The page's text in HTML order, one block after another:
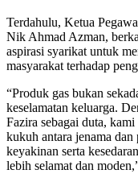
Terdahulu, Ketua
Nik Ahmad Azman,
aspirasi syarikat untuk
masyarakat terhadap
“Produk gas bukan
keselamatan keluarga.
Fazira sebagai duta,
kukuh antara jenama dan
keyakinan serta
lebih selamat dan